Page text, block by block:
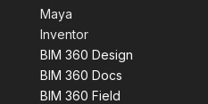
Maya
Inventor
BIM 360 Design
BIM 360 Docs
BIM 360 Field